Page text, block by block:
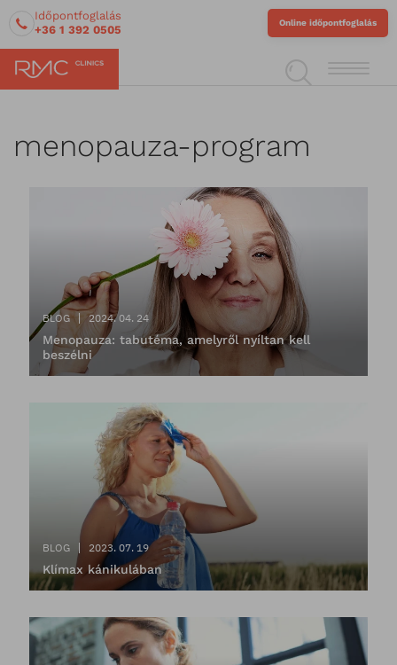
Időpontfoglalás
+36 1 392 0505
Online időpontfoglalás
menopauza-program
BLOG 2024. 04. 24
Menopauza: tabutéma, amelyről nyíltan kell
beszélni
BLOG 2023. 07. 19
Klímax kánikulában